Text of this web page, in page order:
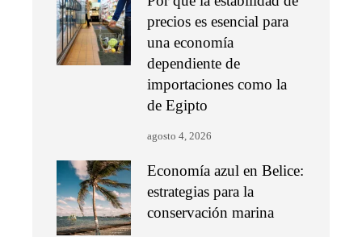
precios es esencial para
una economía
dependiente de
importaciones como la
de Egipto
agosto 4, 2026
Economía azul en Belice:
estrategias para la
conservación marina